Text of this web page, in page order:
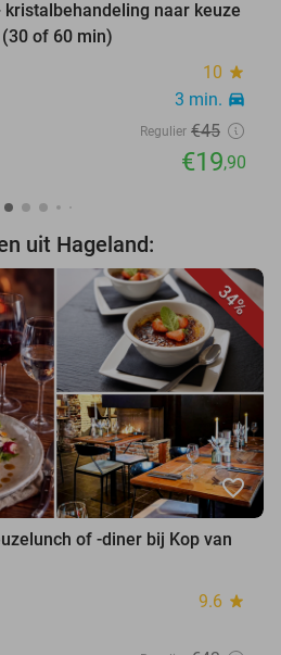
kristalbehandeling naar keuze
of 60 min)
10 star
3 min. directions_car
Regulier €45
€19,90
uit Hageland:
34%
favorite_border
of -diner bij Kop van
9.6 star